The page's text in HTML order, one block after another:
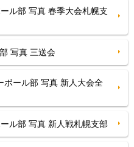
ル部 写真 春季大会札幌支
写真 三送会
ボール部 写真 新人大会全
ル部 写真 新人戦札幌支部